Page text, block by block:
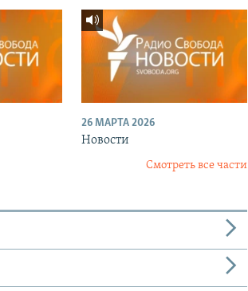
26 МАРТА 2026
Новости
Смотреть все части